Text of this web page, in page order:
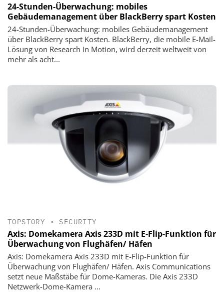
24-Stunden-Überwachung: mobiles
Gebäudemanagement über BlackBerry spart Kosten
24-Stunden-Überwachung: mobiles Gebäudemanagement
über BlackBerry spart Kosten. BlackBerry, die mobile E-Mail-
Lösung von Research In Motion, wird derzeit weltweit von
mehr als acht...
TOPSTORY • SECURITY
Axis: Domekamera Axis 233D mit E-Flip-Funktion für
Überwachung von Flughäfen/ Häfen
Axis: Domekamera Axis 233D mit E-Flip-Funktion für
Überwachung von Flughäfen/ Häfen. Axis Communications
setzt neue Maßstäbe für Dome-Kameras. Die Axis 233D
Netzwerk-Dome-Kamera ...